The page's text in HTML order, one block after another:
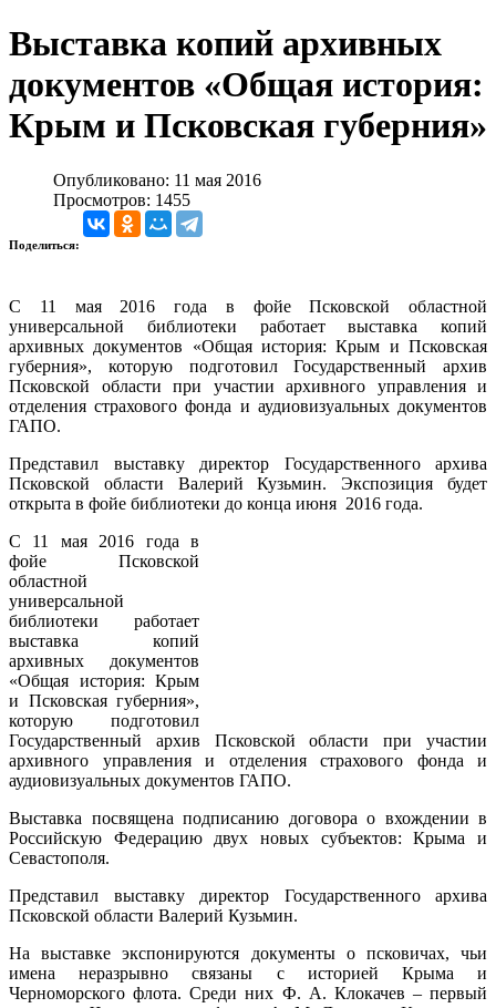
Выставка копий архивных
документов «Общая история:
Крым и Псковская губерния»
Опубликовано: 11 мая 2016
Просмотров: 1455
Поделиться:
С 11 мая 2016 года в фойе Псковской областной
универсальной библиотеки работает выставка копий
архивных документов «Общая история: Крым и Псковская
губерния», которую подготовил Государственный архив
Псковской области при участии архивного управления и
отделения страхового фонда и аудиовизуальных документов
ГАПО.
Представил выставку директор Государственного архива
Псковской области Валерий Кузьмин. Экспозиция будет
открыта в фойе библиотеки до конца июня 2016 года.
С 11 мая 2016 года в
фойе Псковской
областной
универсальной
библиотеки работает
выставка копий
архивных документов
«Общая история: Крым
и Псковская губерния»,
которую подготовил
Государственный архив Псковской области при участии
архивного управления и отделения страхового фонда и
аудиовизуальных документов ГАПО.
Выставка посвящена подписанию договора о вхождении в
Российскую Федерацию двух новых субъектов: Крыма и
Севастополя.
Представил выставку директор Государственного архива
Псковской области Валерий Кузьмин.
На выставке экспонируются документы о псковичах, чьи
имена неразрывно связаны с историей Крыма и
Черноморского флота. Среди них Ф. А. Клокачев – первый